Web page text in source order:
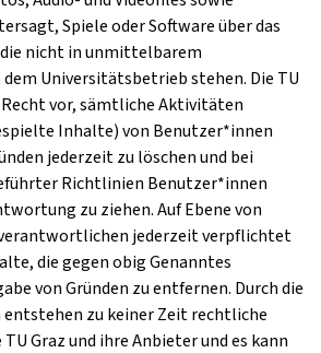
Spiele oder Software über das
nicht in unmittelbarem
Universitätsbetrieb stehen. Die TU
vor, sämtliche Aktivitäten
Inhalte) von Benutzer*innen
jederzeit zu löschen und bei
Richtlinien Benutzer*innen
zu ziehen. Auf Ebene von
jederzeit verpflichtet
die gegen obig Genanntes
von Gründen zu entfernen. Durch die
entstehen zu keiner Zeit rechtliche
Graz und ihre Anbieter und es kann